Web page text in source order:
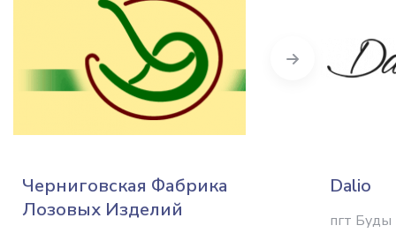
Черниговская Фабрика
Лозовых Изделий
Dalio
пгт Буды